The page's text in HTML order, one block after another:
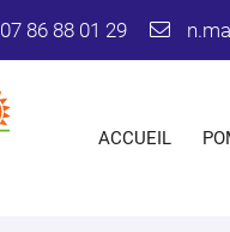
07 86 88 01 29
ACCUEIL